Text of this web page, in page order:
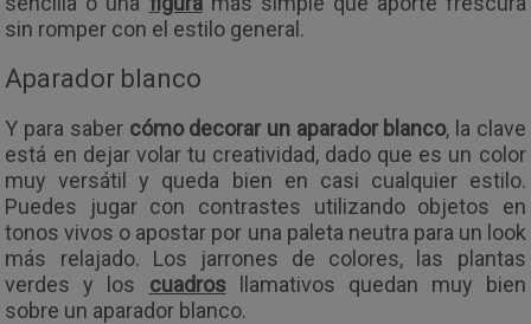
sin romper con el estilo general.
Aparador blanco
Y para saber cómo decorar un aparador blanco, la clave
está en dejar volar tu creatividad, dado que es un color
muy versátil y queda bien en casi cualquier estilo.
Puedes jugar con contrastes utilizando objetos en
tonos vivos o apostar por una paleta neutra para un look
más relajado. Los jarrones de colores, las plantas
verdes y los cuadrosllamativos quedan muy bien
sobre un aparador blanco.